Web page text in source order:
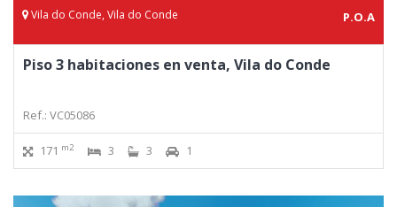
Vila do Conde, Vila do Conde P.O.A
Piso 3 habitaciones en venta, Vila do Conde
Ref.: VC05086
171 m2 3 3 1